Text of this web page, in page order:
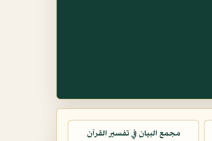
مجمع البيان في تفسير القرآن